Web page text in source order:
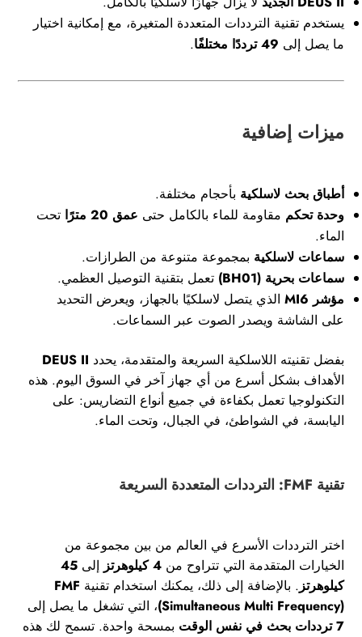
يستخدم تقنية الترددات المتعددة المتغيرة، مع إمكانية اختيار
ما يصل إلى 49 ترددًا مختلفًا .
ميزات إضافية
أطباق بحث لاسلكية بأحجام مختلفة.
وحدة تحكم مقاومة للماء بالكامل حتى عمق 20 مترًا
تحت
الماء.
سماعات لاسلكية بمجموعة متنوعة من الطرازات.
سماعات بحرية (BH01)
تعمل بتقنية التوصيل العظمي.
مؤشر MI6
الذي يتصل لاسلكيًا بالجهاز، ويعرض التحديد
على الشاشة ويصدر الصوت عبر السماعات.
بفضل تقنيته اللاسلكية السريعة والمتقدمة، يحدد DEUS II
الأهداف بشكل أسرع من أي جهاز آخر في السوق اليوم. هذه
التكنولوجيا تعمل بكفاءة في جميع أنواع التضاريس: على
اليابسة، في الشواطئ، في الجبال، وتحت الماء.
تقنية FMF: الترددات المتعددة السريعة
اختر الترددات الأسرع في العالم من بين مجموعة من
الخيارات المتقدمة التي تتراوح من4 كيلوهرتز إلى45
كيلوهرتز. بالإضافة إلى ذلك، يمكنك استخدام تقنية FMF
(Simultaneous Multi Frequency)، التي تشغل ما يصل إلى
7 ترددات بحث في نفس الوقت
بمسحة واحدة. تسمح لك هذه